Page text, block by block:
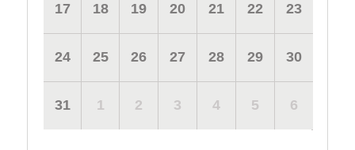
17 18 19 20 21 22 23
24 25 26 27 28 29 30
31 1 2 3 4 5 6